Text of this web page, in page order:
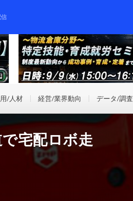
/人材 経営/業界動向 データ/調査
宅配ロボ走